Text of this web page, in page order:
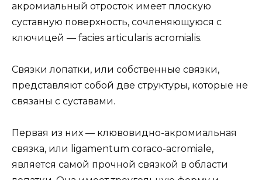
акромиальный отросток имеет плоскую
суставную поверхность, сочленяющуюся с
ключицей — facies articularis acromialis.
Связки лопатки, или собственные связки,
представляют собой две структуры, которые не
связаны с суставами.
Первая из них — клювовидно-акромиальная
связка, или ligamentum coraco-acromiale,
является самой прочной связкой в области